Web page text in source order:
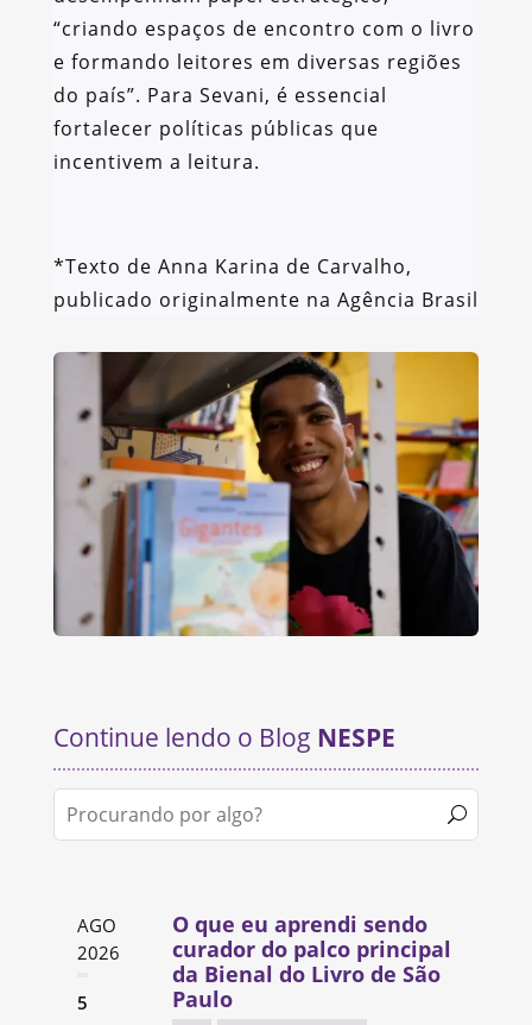
“criando espaços de encontro com o livro
e formando leitores em diversas regiões
do país”. Para Sevani, é essencial
fortalecer políticas públicas que
incentivem a leitura.
*Texto de Anna Karina de Carvalho,
publicado originalmente na Agência Brasil
Continue lendo o Blog NESPE
AGO
2026
5
O que eu aprendi sendo
curador do palco principal
da Bienal do Livro de São
Paulo